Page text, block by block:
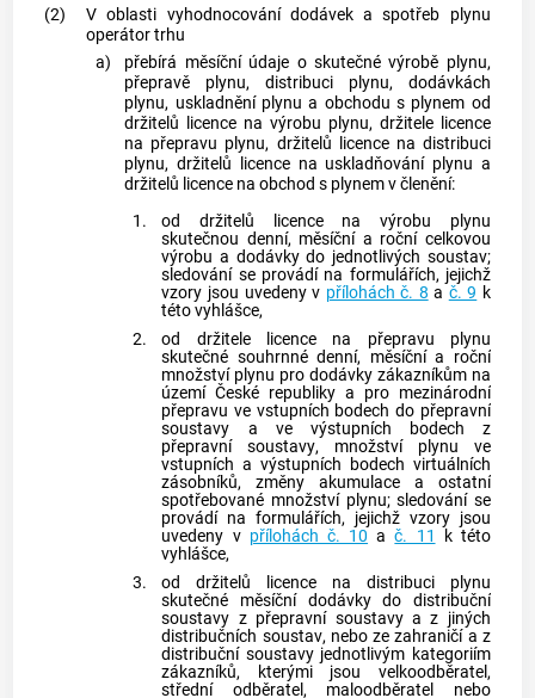
(2)
V oblasti vyhodnocování dodávek a spotřeb plynu
operátor trhu
a)
přebírá měsíční údaje o skutečné výrobě plynu,
přepravě plynu, distribuci plynu, dodávkách
plynu, uskladnění plynu a obchodu s plynem od
držitelů licence na výrobu plynu, držitele licence
na přepravu plynu, držitelů licence na distribuci
plynu, držitelů licence na uskladňování plynu a
držitelů licence na obchod s plynemv členění:
1.
od držitelů licence na výrobu plynu
skutečnou denní, měsíční a roční celkovou
výrobu a dodávky do jednotlivých soustav;
sledování se provádí na formulářích, jejichž
vzory jsou uvedeny v přílohách č. 8 a č. 9 k
této vyhlášce,
2.
od držitele licence na přepravu plynu
skutečné souhrnné denní, měsíční a roční
množství plynu pro dodávky zákazníkůmna
území České republiky a pro mezinárodní
přepravu ve vstupních bodech do přepravní
soustavy a ve výstupních bodech z
přepravní soustavy, množství plynu ve
vstupních a výstupních bodech virtuálních
zásobníků, změny akumulace a ostatní
spotřebované množství plynu; sledování se
provádí na formulářích, jejichž vzory jsou
uvedeny v přílohách č. 10 ač. 11
k této
vyhlášce,
3.
od držitelů licence na distribuci plynu
skutečné měsíční dodávky do distribuční
soustavy z přepravní soustavya z jiných
distribučních soustav, nebo ze zahraničí a z
distribuční soustavyjednotlivým kategoriím
zákazníků, kterými jsou velkoodběratel,
střední odběratel, maloodběratel nebo